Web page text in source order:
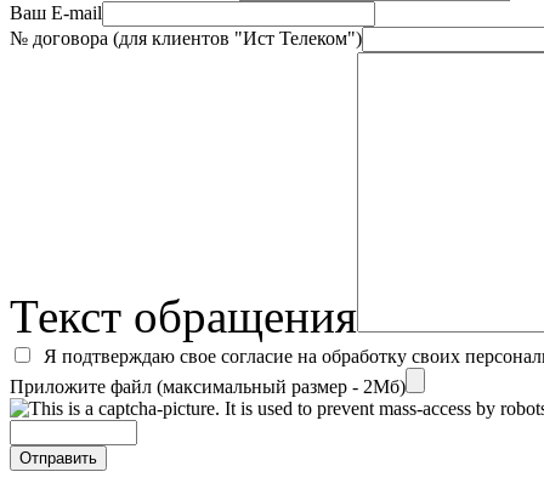
Ваш E-mail
№ договора (для клиентов "Ист Телеком")
Текст обращения
Я подтверждаю свое согласие на обработку своих
Приложите файл (максимальный размер - 2Мб)